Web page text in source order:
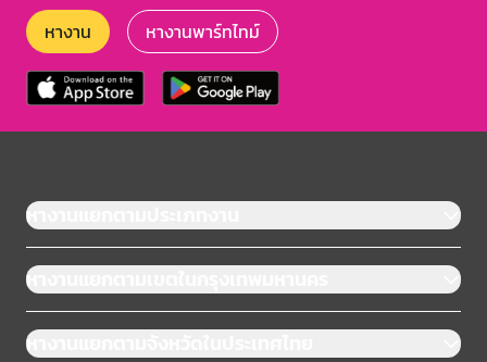
หางาน หางานพาร์ทไทม์
หางานแยกตามประเภทงาน
หางานแยกตามเขตในกรุงเทพมหานคร
หางานแยกตามจังหวัดในประเทศไทย